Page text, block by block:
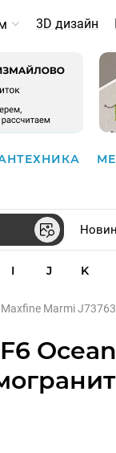
3D дизайн
I J K
Marmi